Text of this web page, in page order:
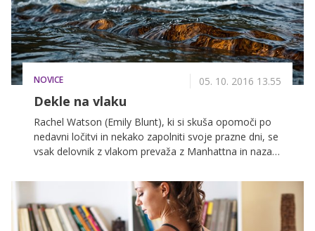
takrat, ko je to nujno potrebno, torej na družabnih
dogodkih in nastopih pred kamero, sicer pa se
ponosno naokoli sprehaja povsem brez ličil in tudi
njene fotografije na Instagramu dokazujejo, da se
počuti več kot odlično 'zgoraj brez'.
NOVICE 05. 10. 2016 13.55
Dekle na vlaku
Rachel Watson (Emily Blunt), ki si skuša opomoči po
nedavni ločitvi in nekako zapolniti svoje prazne dni, se
vsak delovnik z vlakom prevaža z Manhattna in nazaj,
obuja spomine na dom – mimo katerega pelje njen
vlak – v katerem je nekoč živela s svojim zdaj
nekdanjim možem Tomom (Justin Theroux), ki tam
zdaj živi z novo soprogo Anno (Rebecca Ferguson) in